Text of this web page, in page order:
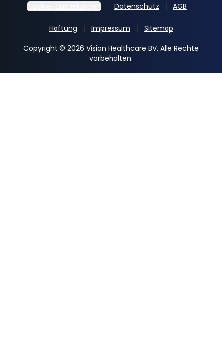
Cookie-Einstellungen Datenschutz AGB
Haftung Impressum
Sitemap
Copyright © 2026 Vision Healthcare BV. Alle Rechte
vorbehalten.